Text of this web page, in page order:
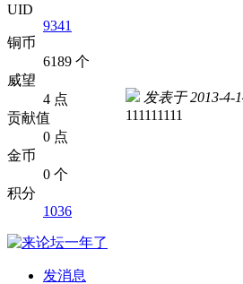
UID
9341
铜币
6189 个
威望
4 点
贡献值
0 点
金币
0 个
积分
1036
发消息
发表于 2013-4-
111111111